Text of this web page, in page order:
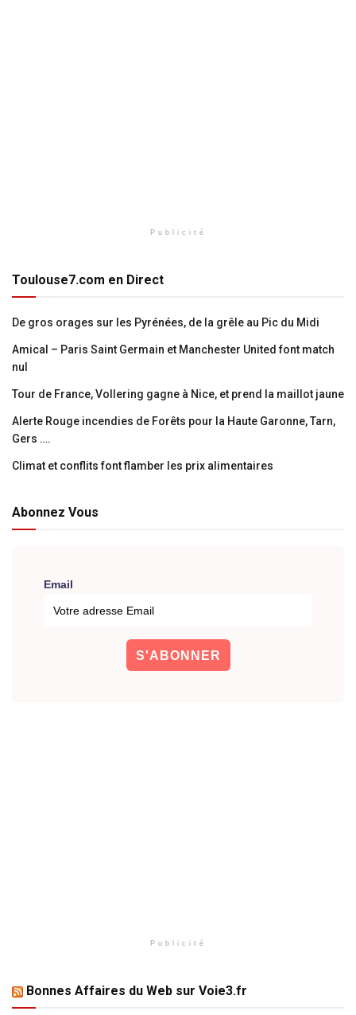
Publicité
Toulouse7.com en Direct
De gros orages sur les Pyrénées, de la grêle au Pic du Midi
Amical – Paris Saint Germain et Manchester United font match
nul
Tour de France, Vollering gagne à Nice, et prend la maillot jaune
Alerte Rouge incendies de Forêts pour la Haute Garonne, Tarn,
Gers ….
Climat et conflits font flamber les prix alimentaires
Abonnez Vous
Email
Publicité
Bonnes Affaires du Web sur Voie3.fr